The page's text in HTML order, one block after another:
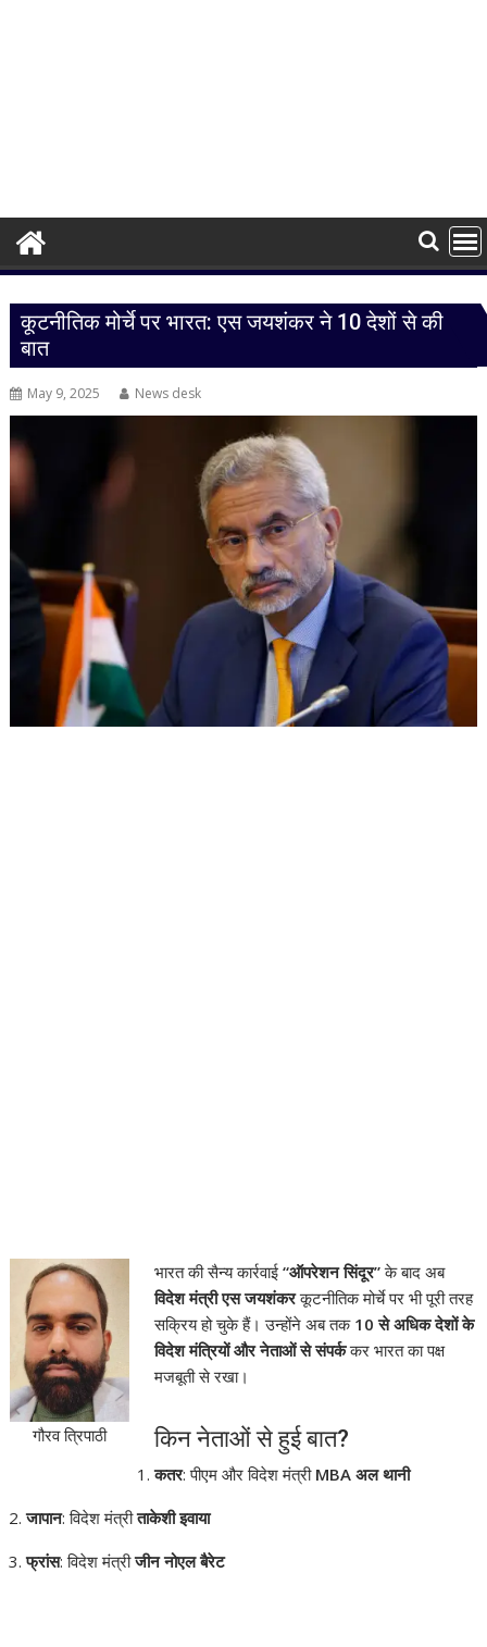
कूटनीतिक मोर्चे पर भारत: एस जयशंकर ने 10 देशों से की
बात
May 9, 2025 News desk
गौरव त्रिपाठी
भारत की सैन्य कार्रवाई “ऑपरेशन सिंदूर”के बाद अब
विदेश मंत्री एस जयशंकरकूटनीतिक मोर्चे पर भी पूरी तरह
सक्रिय हो चुके हैं। उन्होंने अब तक 10 से अधिक देशों के
विदेश मंत्रियों और नेताओं से संपर्ककर भारत का पक्ष
मजबूती से रखा।
किन नेताओं से हुई बात?
कतर: पीएम और विदेश मंत्री MBA अल थानी
जापान: विदेश मंत्रीताकेशी इवाया
फ्रांस: विदेश मंत्रीजीन नोएल बैरेट